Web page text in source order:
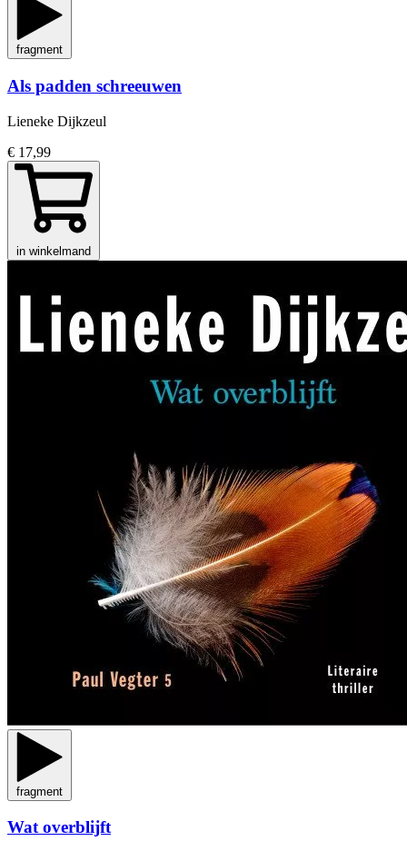
fragment
Als padden schreeuwen
Lieneke Dijkzeul
€ 17,99
in winkelmand
fragment
Wat overblijft